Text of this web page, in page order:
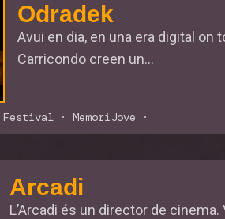
Odradek
Avui en dia, en una era digital
Carricondo creen un...
Festival · MemoriJove ·
Arcadi
L’Arcadi és un director de